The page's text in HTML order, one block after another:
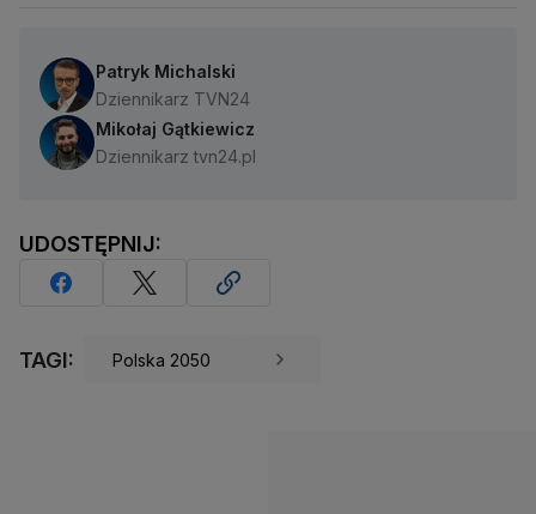
Patryk Michalski
Dziennikarz TVN24
Mikołaj Gątkiewicz
Dziennikarz tvn24.pl
UDOSTĘPNIJ:
TAGI: Polska 2050